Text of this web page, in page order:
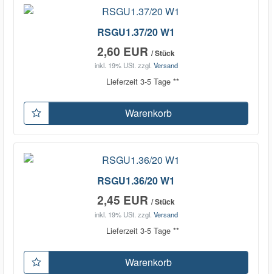
RSGU1.37/20 W1
2,60 EUR / Stück
inkl. 19% USt. zzgl. Versand
Lieferzeit 3-5 Tage **
Warenkorb
RSGU1.36/20 W1
2,45 EUR / Stück
inkl. 19% USt. zzgl. Versand
Lieferzeit 3-5 Tage **
Warenkorb